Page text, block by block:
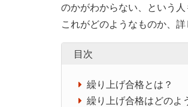
のかがわからない、という人
これがどのようなものか、詳
目次
繰り上げ合格とは？
繰り上げ合格はどのよ